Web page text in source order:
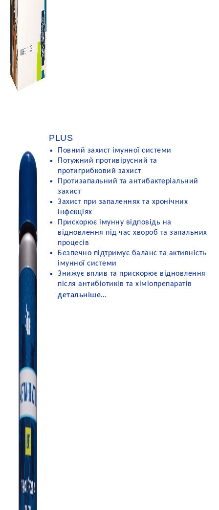
PLUS
Повний захист імунної системи
Потужний противірусний та
протигрибковий захист
Протизапальний та антибактеріальний
захист
Захист при запаленнях та хронічних
інфекціях
Прискорює імунну відповідь на
відновлення під час хвороб та запальних
процесів
Безпечно підтримує баланс та активність
імунної системи
Знижує вплив та прискорює відновлення
після антибіотиків та хіміопрепаратів
детальніше…